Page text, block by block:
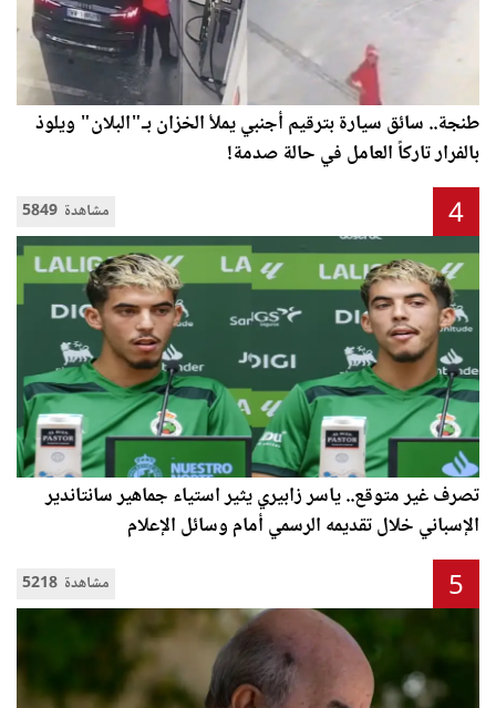
طنجة.. سائق سيارة بترقيم أجنبي يملأ الخزان بـ"البلان" ويلوذ
بالفرار تاركاً العامل في حالة صدمة!
5849 مشاهدة 4
تصرف غير متوقع.. ياسر زابيري يثير استياء جماهير سانتاندير
الإسباني خلال تقديمه الرسمي أمام وسائل الإعلام
5218 مشاهدة 5